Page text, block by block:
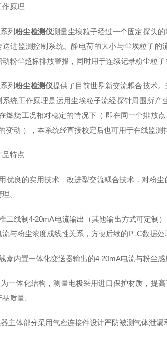
作原理
列粉尘检测仪测量尘埃粒子经过一个固定探头
送进监测控制系统。静电荷的大小与尘埃粒子
动粉尘超标排放警报，同时用于连续记录粉尘粒
列粉尘检测仪提供了目前世界新交流耦合技术
系统工作原理是运用尘埃粒子流经探针周围所
燃烧工况相对稳定的情况下（ 即在同一个排放
变动 ），本系统经直接校定后也可用于在线监测
品特点
优良的实用技术—改进型交流耦合技术，对粉
。
二线制4-20mA电流输出（其他输出方式可定制
流与粉尘浓度成线性关系，方便后续的PLC数据处
盒内置一体化变送器输出的4-20mA电流与粉尘
一体化结构，测量电极采用进口保护材质，提
质量。
主体部分采用气密连接件设计严防被测气体泄漏